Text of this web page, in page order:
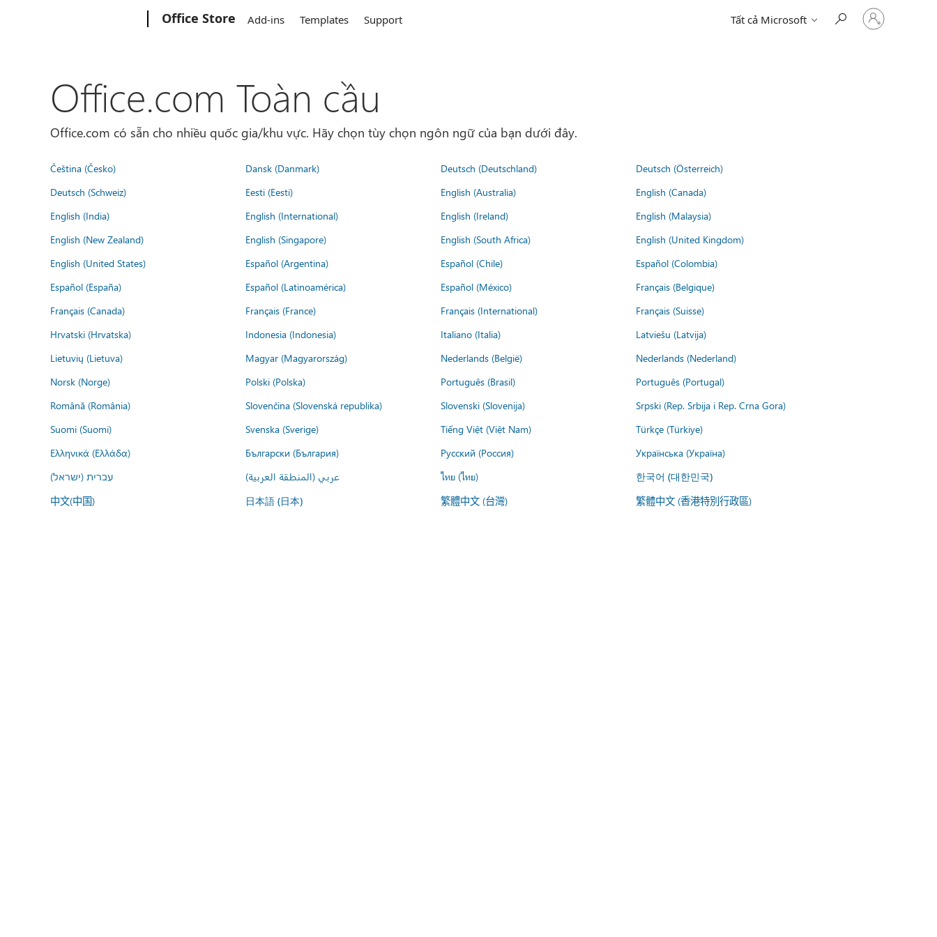
Office Store Add-ins Templates Support Tất cả Microsoft
Đăng
nhập
Office.com Toàn cầu
Office.com có sẵn cho nhiều quốc gia/khu vực. Hãy chọn tùy chọn ngôn ngữ của bạn dưới đây.
Čeština (Česko) Dansk (Danmark) Deutsch (Deutschland)
Deutsch (Österreich)
Deutsch (Schweiz)
Eesti (Eesti) English (Australia)
English (Canada)
English (India)
English (International) English (Ireland)
English (Malaysia)
English (New Zealand)
English (Singapore) English (South Africa)
English (United Kingdom)
English (United States)
Español (Argentina) Español (Chile)
Español (Colombia)
Español (España)
Español (Latinoamérica) Español (México)
Français (Belgique)
Français (Canada)
Français (France) Français (International)
Français (Suisse)
Hrvatski (Hrvatska)
Indonesia (Indonesia) Italiano (Italia)
Latviešu (Latvija)
Lietuvių (Lietuva)
Magyar (Magyarország) Nederlands (België)
Nederlands (Nederland)
Norsk (Norge)
Polski (Polska) Português (Brasil)
Português (Portugal)
Română (România)
Slovenčina (Slovenská republika) Slovenski (Slovenija)
Srpski (Rep. Srbija i Rep. Crna Gora)
Suomi (Suomi)
Svenska (Sverige) Tiếng Việt (Việt Nam)
Türkçe (Türkiye)
Ελληνικά (Ελλάδα)
Български (България) Русский (Россия)
Українська (Україна)
עברית (ישראל)
عربي (المنطقة العربية) ไทย (ไทย) 한국어 (대한민국)
中文(中国) 日本語 (日本) 繁體中文 (台灣) 繁體中文 (香港特別行政區)